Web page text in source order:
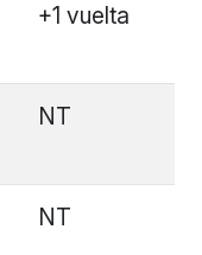
+1 vuelta
NT
NT